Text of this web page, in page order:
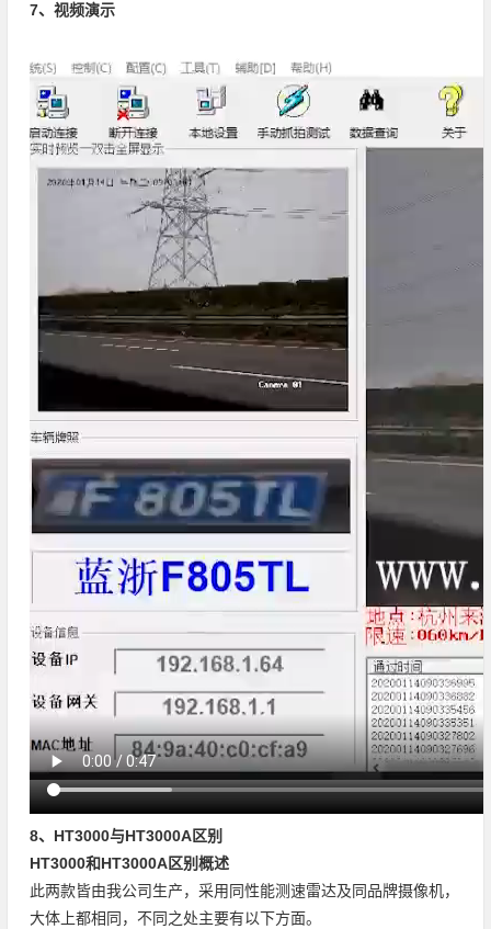
7、视频演示
8、HT3000与HT3000A区别
HT3000和HT3000A区别概述
此两款皆由我公司生产，采用同性能测速雷达及同品牌摄像机，
大体上都相同，不同之处主要有以下方面。